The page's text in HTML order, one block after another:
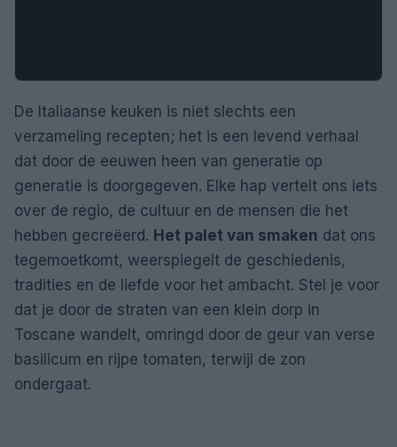
De Italiaanse keuken is niet slechts een
verzameling recepten; het is een levend verhaal
dat door de eeuwen heen van generatie op
generatie is doorgegeven. Elke hap vertelt ons iets
over de regio, de cultuur en de mensen die het
hebben gecreëerd. Het palet van smaken dat ons
tegemoetkomt, weerspiegelt de geschiedenis,
tradities en de liefde voor het ambacht. Stel je voor
dat je door de straten van een klein dorp in
Toscane wandelt, omringd door de geur van verse
basilicum en rijpe tomaten, terwijl de zon
ondergaat.